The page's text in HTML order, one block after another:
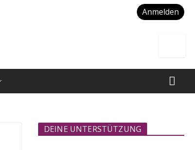
Anmelden
DEINE UNTERSTÜTZUNG